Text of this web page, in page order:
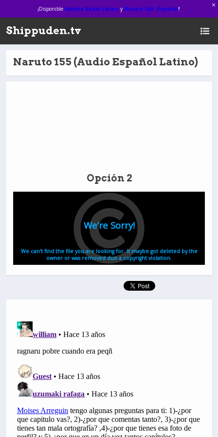
¡Disponible Naruto Audio Latinoy Naruto Sub. Español!
Shippuden.tv
Naruto 155 (Audio Español Latino)
Opción 2